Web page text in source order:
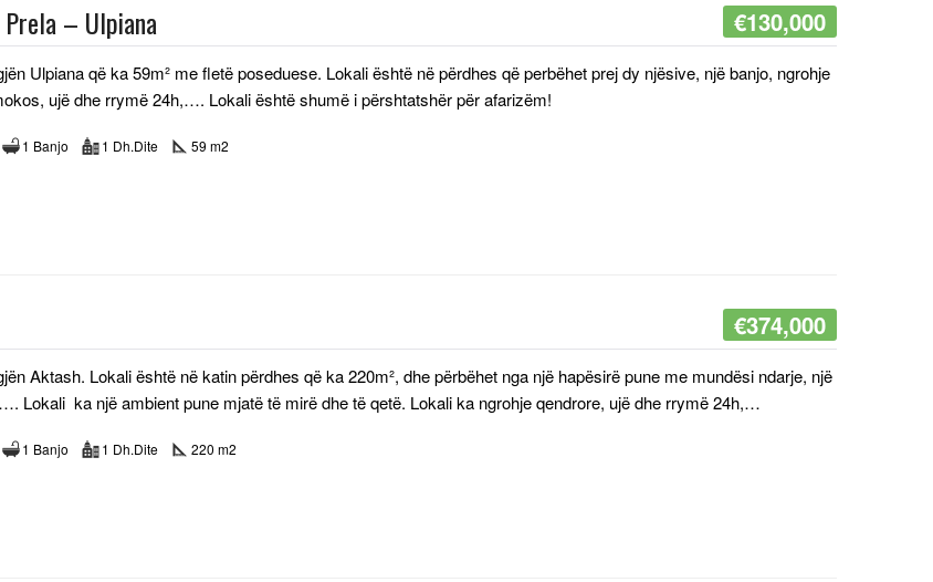
– Ulpiana €130,000
Ulpiana që ka 59m² me fletë poseduese. Lokali është në përdhes që perbëhet prej dy njësive, një banjo, ngrohje
ujë dhe rrymë 24h,…. Lokali është shumë i përshtatshër për afarizëm!
1 Banjo 1 Dh.Dite 59 m2
€374,000
Aktash. Lokali është në katin përdhes që ka 220m², dhe përbëhet nga një hapësirë pune me mundësi ndarje, një
Lokali ka një ambient pune mjatë të mirë dhe të qetë. Lokali ka ngrohje qendrore, ujë dhe rrymë 24h,…
1 Banjo 1 Dh.Dite 220 m2